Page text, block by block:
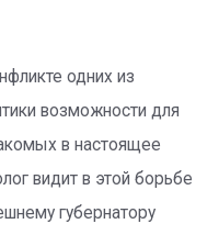
одних из
возможности для
в настоящее
видит в этой борьбе
губернатору